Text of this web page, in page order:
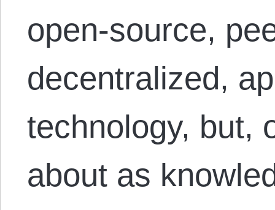
open-source,
decentralized,
technology, but,
about as